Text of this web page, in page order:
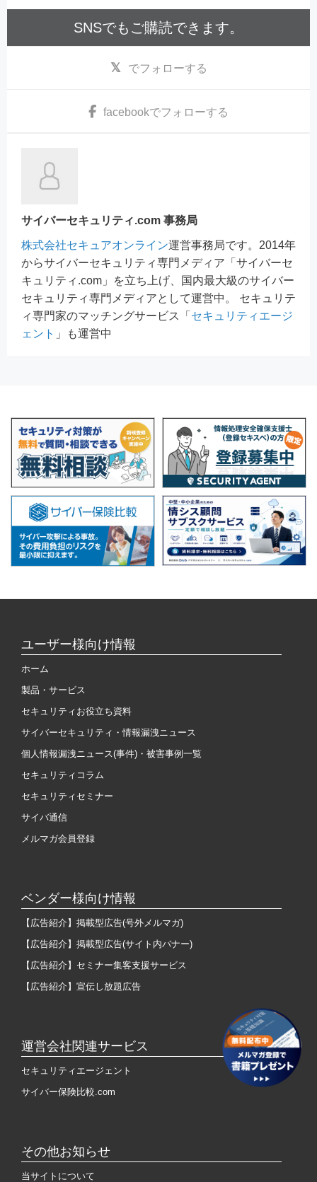
SNSでもご購読できます。
でフォローする
facebookでフォローする
サイバーセキュリティ.com 事務局
株式会社セキュアオンライン運営事務局です。2014年
からサイバーセキュリティ専門メディア「サイバーセ
キュリティ.com」を立ち上げ、国内最大級のサイバー
セキュリティ専門メディアとして運営中。 セキュリテ
ィ専門家のマッチングサービス「 セキュリティエージ
ェント 」も運営中
ユーザー様向け情報
ホーム
製品・サービス
セキュリティお役立ち資料
サイバーセキュリティ・情報漏洩ニュース
個人情報漏洩ニュース(事件)・被害事例一覧
セキュリティコラム
セキュリティセミナー
サイバ通信
メルマガ会員登録
ベンダー様向け情報
【広告紹介】掲載型広告(号外メルマガ)
【広告紹介】掲載型広告(サイト内バナー)
【広告紹介】セミナー集客支援サービス
【広告紹介】宣伝し放題広告
運営会社関連サービス
セキュリティエージェント
サイバー保険比較.com
その他お知らせ
当サイトについて